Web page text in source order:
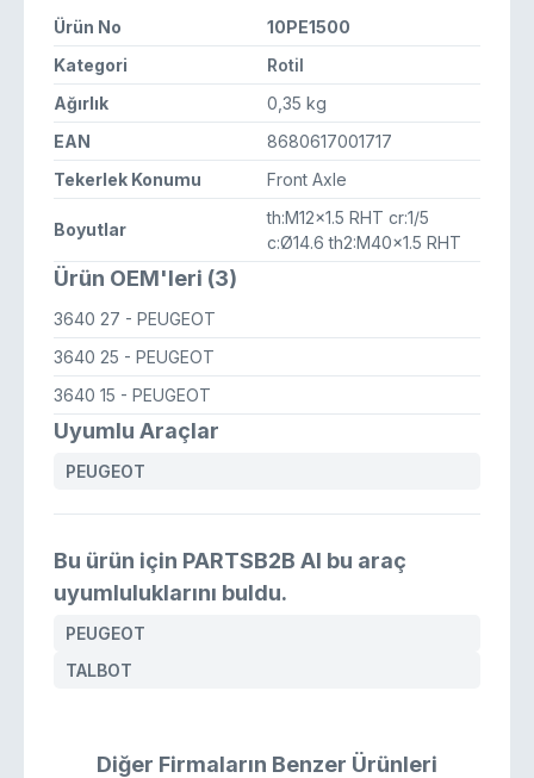
Ürün No
10PE1500
Kategori
Rotil
Ağırlık
0,35 kg
EAN
8680617001717
Tekerlek Konumu
Front Axle
Boyutlar
th:M12x1.5 RHT cr:1/5
c:Ø14.6 th2:M40x1.5 RHT
Ürün OEM'leri (3)
3640 27 - PEUGEOT
3640 25 - PEUGEOT
3640 15 - PEUGEOT
Uyumlu Araçlar
PEUGEOT
Bu ürün için PARTSB2B AI bu araç
uyumluluklarını buldu.
PEUGEOT
TALBOT
Diğer Firmaların Benzer Ürünleri